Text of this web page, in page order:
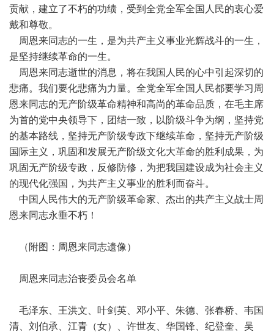
贡献，建立了不朽的功绩，受到全党全军全国人民的衷心爱
戴和尊敬。
周恩来同志的一生，是为共产主义事业光辉战斗的一生，
是坚持继续革命的一生。
周恩来同志逝世的消息，将在我国人民的心中引起深切的
悲痛。我们要化悲痛为力量。全党全军全国人民都要学习周
恩来同志的无产阶级革命精神和高尚的革命品质，在毛主席
为首的党中央领导下，团结一致，以阶级斗争为纲，坚持党
的基本路线，坚持无产阶级专政下继续革命，坚持无产阶级
国际主义，巩固和发展无产阶级文化大革命的胜利成果，为
巩固无产阶级专政，反修防修，为把我国建设成为社会主义
的现代化强国，为共产主义事业的胜利而奋斗。
中国人民伟大的无产阶级革命家、杰出的共产主义战士周
恩来同志永垂不朽！
（附图：周恩来同志遗像）
周恩来同志治丧委员会名单
毛泽东、王洪文、叶剑英、邓小平、朱德、张春桥、韦国
清、刘伯承、江青（女）、许世友、华国锋、纪登奎、吴